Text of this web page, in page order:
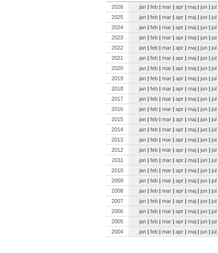
2026 jan | feb | mar | apr | maj | jun | jul
2025
jan | feb | mar | apr | maj | jun | jul
2024
jan | feb | mar | apr | maj | jun | jul
2023
jan | feb | mar | apr | maj | jun | jul
2022
jan | feb | mar | apr | maj | jun | jul
2021
jan | feb | mar | apr | maj | jun | jul
2020
jan | feb | mar | apr | maj | jun | jul
2019
jan | feb | mar | apr | maj | jun | jul
2018
jan | feb | mar | apr | maj | jun | jul
2017
jan | feb | mar | apr | maj | jun | jul
2016
jan | feb | mar | apr | maj | jun | jul
2015
jan | feb | mar | apr | maj | jun | jul
2014
jan | feb | mar | apr | maj | jun | jul
2013
jan | feb | mar | apr | maj | jun | jul
2012
jan | feb | mar | apr | maj | jun | jul
2011
jan | feb | mar | apr | maj | jun | jul
2010
jan | feb | mar | apr | maj | jun | jul
2009
jan | feb | mar | apr | maj | jun | jul
2008
jan | feb | mar | apr | maj | jun | jul
2007
jan | feb | mar | apr | maj | jun | jul
2006
jan | feb | mar | apr | maj | jun | jul
2005
jan | feb | mar | apr | maj | jun | jul
2004
jan | feb | mar | apr | maj | jun | jul